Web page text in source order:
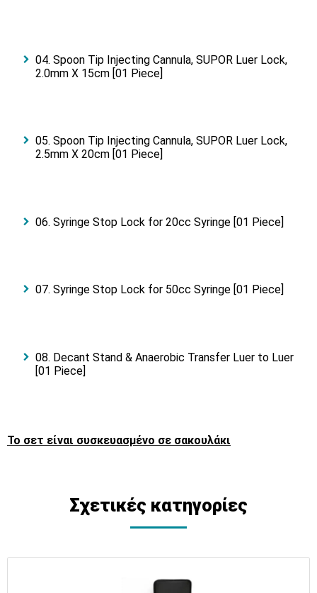
04. Spoon Tip Injecting Cannula, SUPOR Luer Lock,
2.0mm X 15cm [01 Piece]
05. Spoon Tip Injecting Cannula, SUPOR Luer Lock,
2.5mm X 20cm [01 Piece]
06. Syringe Stop Lock for 20cc Syringe [01 Piece]
07. Syringe Stop Lock for 50cc Syringe [01 Piece]
08. Decant Stand & Anaerobic Transfer Luer to Luer
[01 Piece]
Το σετ είναι συσκευασμένο σε σακουλάκι
Σχετικές κατηγορίες